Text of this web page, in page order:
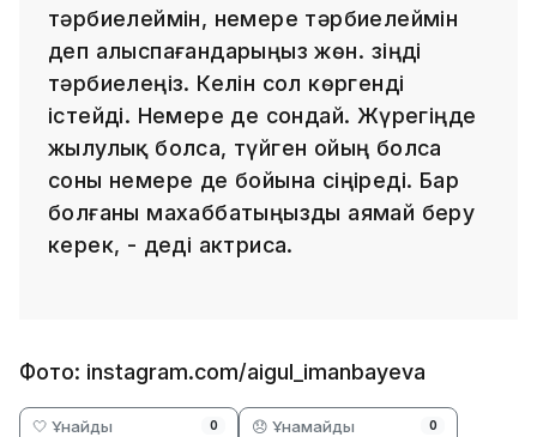
тәрбиелеймін, немере тәрбиелеймін
деп алыспағандарыңыз жөн. Өзіңді
тәрбиелеңіз. Келін сол көргенді
істейді. Немере де сондай. Жүрегіңде
жылулық болса, түйген ойың болса
соны немере де бойына сіңіреді. Бар
болғаны махаббатыңызды аямай беру
керек, - деді актриса.
Фото: instagram.com/aigul_imanbayeva
🤍 Ұнайды 0 😞 Ұнамайды 0